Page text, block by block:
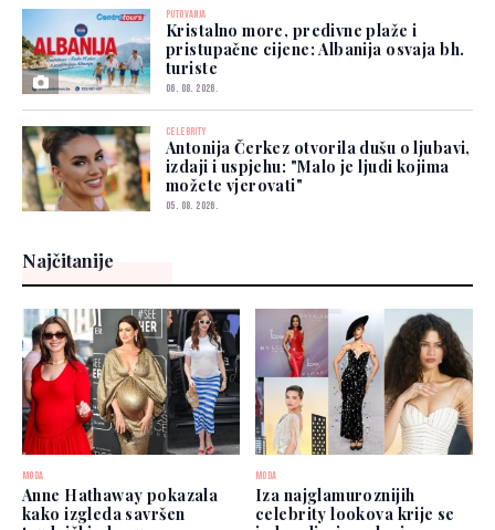
PUTOVANJA
Kristalno more, predivne plaže i
pristupačne cijene: Albanija osvaja bh.
turiste
06. 08. 2026.
CELEBRITY
Antonija Čerkez otvorila dušu o ljubavi,
izdaji i uspjehu: "Malo je ljudi kojima
možete vjerovati"
05. 08. 2026.
Najčitanije
MODA
Anne Hathaway pokazala
kako izgleda savršen
MODA
Iza najglamuroznijih
celebrity lookova krije se